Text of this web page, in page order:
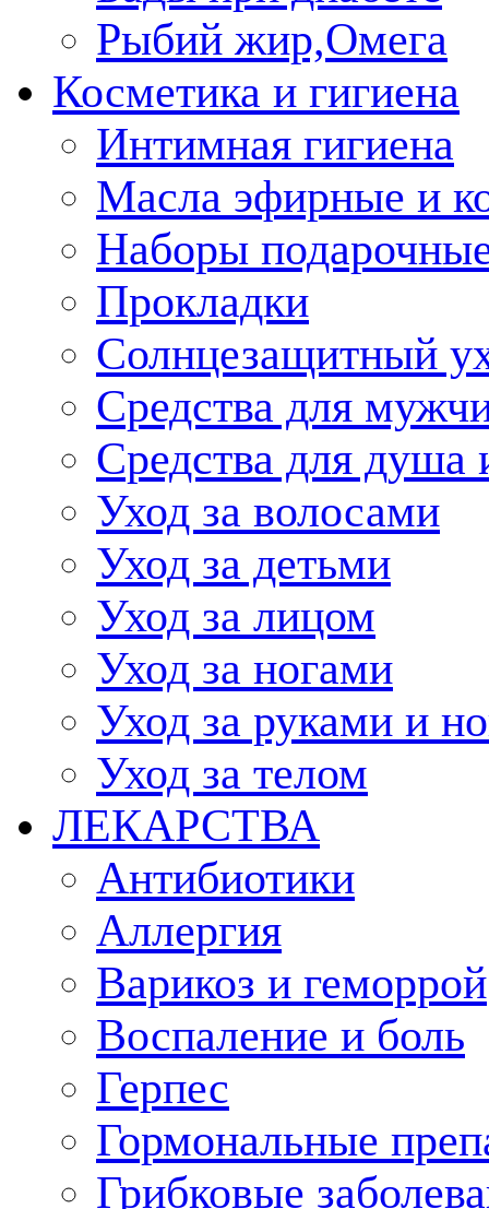
Рыбий жир,Омега
Косметика и гигиена
Интимная гигиена
Масла эфирные и
Наборы
Прокладки
Солнцезащитный
Средства для
Средства для душа
Уход за волосами
Уход за детьми
Уход за лицом
Уход за ногами
Уход за руками и
Уход за телом
ЛЕКАРСТВА
Антибиотики
Аллергия
Варикоз и геморрой
Воспаление и боль
Герпес
Гормональные
Грибковые